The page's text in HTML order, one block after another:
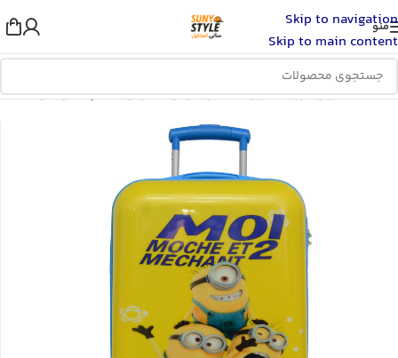
Skip to navigation
Skip to main content
منو
خانه/مادر و فرزند/ملزومات گردش و سفرکودک/چمدان کودک